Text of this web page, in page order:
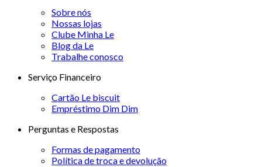
Sobre nós
Nossas lojas
Clube Minha Le
Blog da Le
Trabalhe conosco
Serviço Financeiro
Cartão Le biscuit
Empréstimo Dim Dim
Perguntas e Respostas
Formas de pagamento
Política de troca e devolução